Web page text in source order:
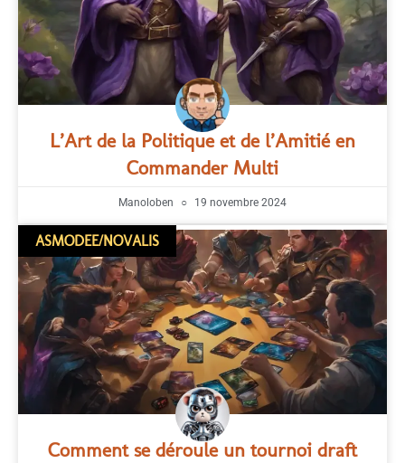
L’Art de la Politique et de l’Amitié en
Commander Multi
Manoloben 19 novembre 2024
ASMODEE/NOVALIS
Comment se déroule un tournoi draft